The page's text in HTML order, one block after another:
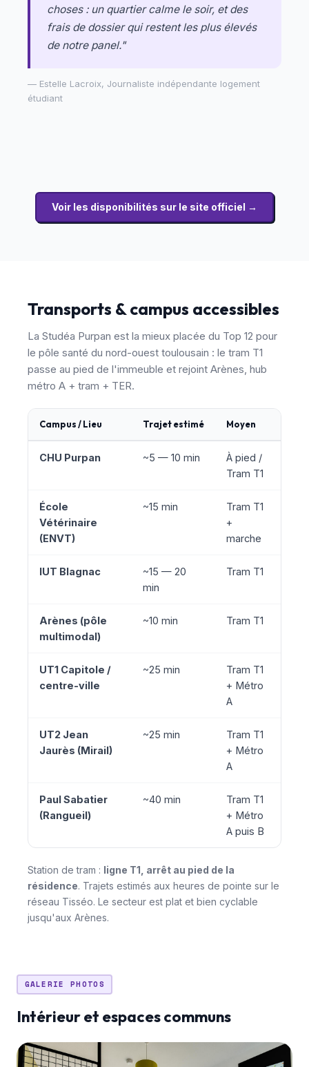
choses : un quartier calme le soir, et des
frais de dossier qui restent les plus élevés
de notre panel."
— Estelle Lacroix, Journaliste indépendante logement
étudiant
Voir les disponibilités sur le site officiel →
Transports & campus accessibles
La Studéa Purpan est la mieux placée du Top 12 pour
le pôle santé du nord-ouest toulousain : le tram T1
passe au pied de l'immeuble et rejoint Arènes, hub
métro A + tram + TER.
Campus / Lieu Trajet estimé Moyen
CHU Purpan ~5 — 10 min
À pied /
Tram T1
École
Vétérinaire
(ENVT)
~15 min
Tram T1
+
marche
IUT Blagnac
~15 — 20
min
Tram T1
Arènes (pôle
multimodal)
~10 min Tram T1
UT1 Capitole /
centre-ville
~25 min
Tram T1
+ Métro
A
UT2 Jean
Jaurès (Mirail)
~25 min
Tram T1
+ Métro
A
Paul Sabatier
(Rangueil)
~40 min
Tram T1
+ Métro
A puis B
Station de tram : ligne T1, arrêt au pied de la
résidence. Trajets estimés aux heures de pointe sur le
réseau Tisséo. Le secteur est plat et bien cyclable
jusqu'aux Arènes.
GALERIE PHOTOS
Intérieur et espaces communs